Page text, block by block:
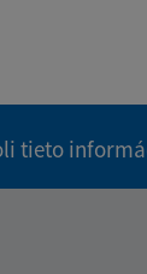
tieto